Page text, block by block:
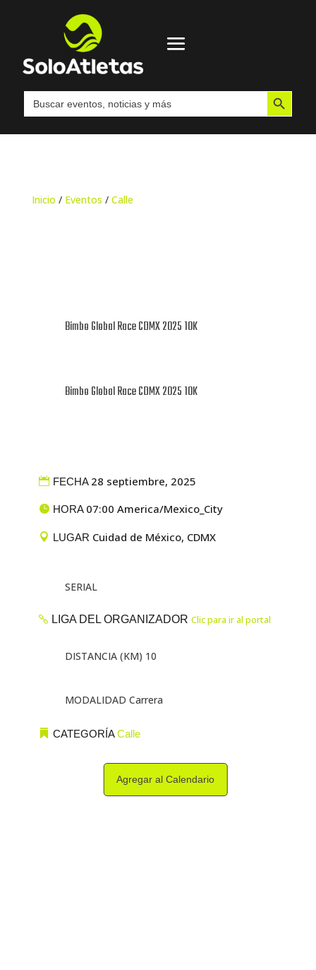
Buscar: Botón de búsqueda
Inicio / Eventos / Calle
Bimbo Global Race CDMX 2025 10K
Bimbo Global Race CDMX 2025 10K
FECHA 28 septiembre, 2025
HORA 07:00 America/Mexico_City
LUGAR Cuidad de México, CDMX
SERIAL
LIGA DEL ORGANIZADOR Clic para ir al portal
DISTANCIA (KM) 10
MODALIDAD Carrera
CATEGORÍACalle
Agregar al Calendario